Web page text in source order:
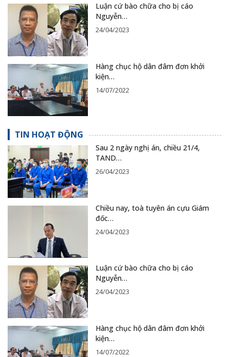
Luận cứ bào chữa cho bị cáo
Nguyễn…
24/04/2023
Hàng chục hộ dân đâm đơn khởi
kiện…
14/07/2022
TIN HOẠT ĐỘNG
Sau 2 ngày nghị án, chiều 21/4,
TAND…
26/04/2023
Chiều nay, toà tuyên án cựu Giám
đốc…
24/04/2023
Luận cứ bào chữa cho bị cáo
Nguyễn…
24/04/2023
Hàng chục hộ dân đâm đơn khởi
kiện…
14/07/2022